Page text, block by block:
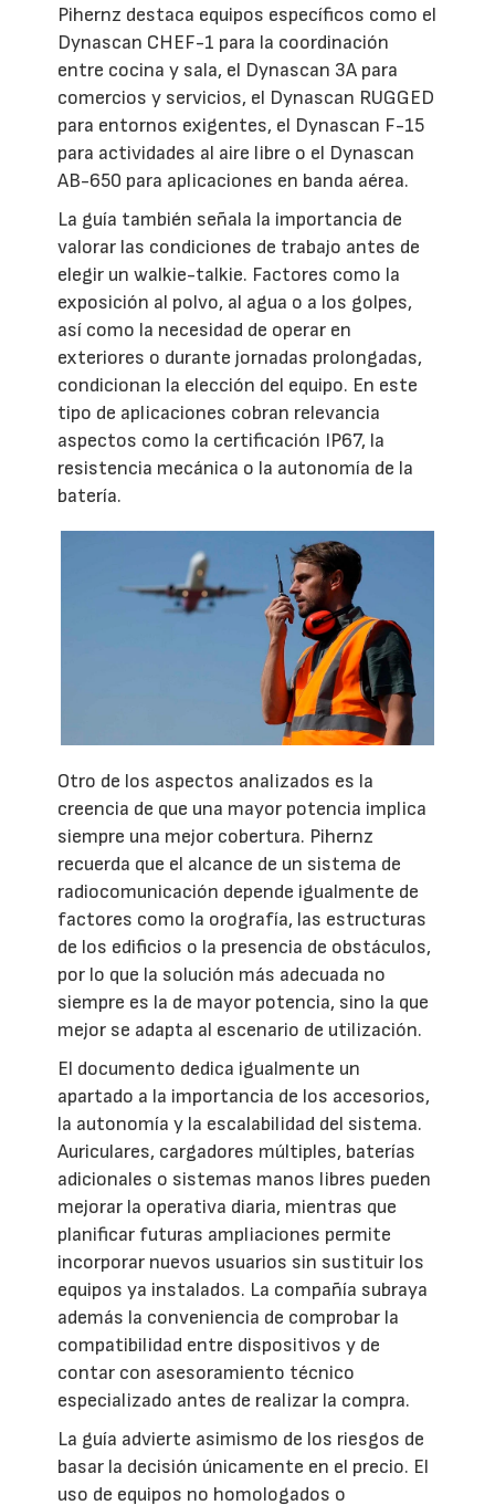
Pihernz destaca equipos específicos como el
Dynascan CHEF-1 para la coordinación
entre cocina y sala, el Dynascan 3A para
comercios y servicios, el Dynascan RUGGED
para entornos exigentes, el Dynascan F-15
para actividades al aire libre o el Dynascan
AB-650 para aplicaciones en banda aérea.
La guía también señala la importancia de
valorar las condiciones de trabajo antes de
elegir un walkie-talkie. Factores como la
exposición al polvo, al agua o a los golpes,
así como la necesidad de operar en
exteriores o durante jornadas prolongadas,
condicionan la elección del equipo. En este
tipo de aplicaciones cobran relevancia
aspectos como la certificación IP67, la
resistencia mecánica o la autonomía de la
batería.
Otro de los aspectos analizados es la
creencia de que una mayor potencia implica
siempre una mejor cobertura. Pihernz
recuerda que el alcance de un sistema de
radiocomunicación depende igualmente de
factores como la orografía, las estructuras
de los edificios o la presencia de obstáculos,
por lo que la solución más adecuada no
siempre es la de mayor potencia, sino la que
mejor se adapta al escenario de utilización.
El documento dedica igualmente un
apartado a la importancia de los accesorios,
la autonomía y la escalabilidad del sistema.
Auriculares, cargadores múltiples, baterías
adicionales o sistemas manos libres pueden
mejorar la operativa diaria, mientras que
planificar futuras ampliaciones permite
incorporar nuevos usuarios sin sustituir los
equipos ya instalados. La compañía subraya
además la conveniencia de comprobar la
compatibilidad entre dispositivos y de
contar con asesoramiento técnico
especializado antes de realizar la compra.
La guía advierte asimismo de los riesgos de
basar la decisión únicamente en el precio. El
uso de equipos no homologados o